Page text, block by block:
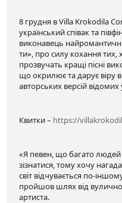
8 грудня в Villa Krokodila
український співак та
виконавець
ти», про силу кохання тих,
прозвучать кращі пісні
що окрилює та дарує віру
авторських версій
Квитки – https://
«Я певен, що багато
зізнатися, тому хочу
світ відчувається по-
пройшов шлях від
артиста.